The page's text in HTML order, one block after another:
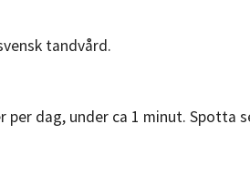
tandvård.
per dag, under ca 1 minut. Spotta